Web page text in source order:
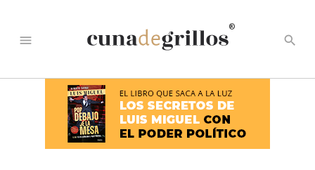
menu
®
search